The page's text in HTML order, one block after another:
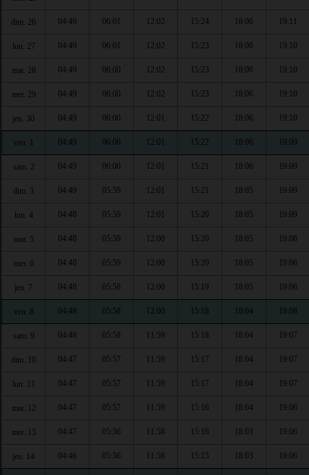
dim. 26 04:49 06:01 12:02 15:24 18:06 19:11
lun. 27 04:49 06:01 12:02 15:23 18:06 19:10
mar. 28 04:49 06:00 12:02 15:23 18:06 19:10
mer. 29 04:49 06:00 12:02 15:23 18:06 19:10
jeu. 30 04:49 06:00 12:01 15:22 18:06 19:10
ven. 1 04:49 06:00 12:01 15:22 18:06 19:09
sam. 2 04:49 06:00 12:01 15:21 18:06 19:09
dim. 3 04:49 05:59 12:01 15:21 18:05 19:09
lun. 4 04:48 05:59 12:01 15:20 18:05 19:09
mar. 5 04:48 05:59 12:00 15:20 18:05 19:08
mer. 6 04:48 05:59 12:00 15:20 18:05 19:08
jeu. 7 04:48 05:58 12:00 15:19 18:05 19:08
ven. 8 04:48 05:58 12:00 15:18 18:04 19:08
sam. 9 04:48 05:58 11:59 15:18 18:04 19:07
dim. 10 04:47 05:57 11:59 15:17 18:04 19:07
lun. 11 04:47 05:57 11:59 15:17 18:04 19:07
mar. 12 04:47 05:57 11:59 15:16 18:04 19:06
mer. 13 04:47 05:56 11:58 15:16 18:03 19:06
jeu. 14 04:46 05:56 11:58 15:15 18:03 19:06